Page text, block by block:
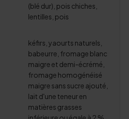
(blé dur), pois chiches,
lentilles, pois
kéfirs, yaourts naturels,
babeurre, fromage blanc
maigre et demi-écrémé,
fromage homogénéisé
maigre sans sucre ajouté,
lait d'une teneur en
matières grasses